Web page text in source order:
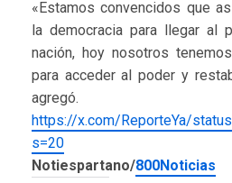
«Estamos convencidos que
la democracia para llegar al
nación, hoy nosotros
para acceder al poder y
agregó.
https://x.com/ReporteYa/
s=20
Notiespartano/800Noticias